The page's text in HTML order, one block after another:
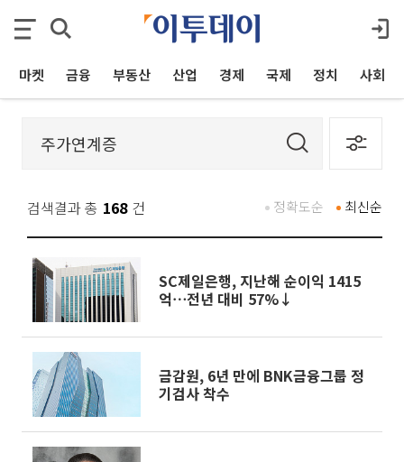
마켓 금융 부동산 산업 경제 국제 정치 사회
검색결과 총 168 건 최신순
정확도순
SC제일은행, 지난해 순이익 1415
억⋯전년 대비 57%↓
금감원, 6년 만에 BNK금융그룹 정
기검사 착수